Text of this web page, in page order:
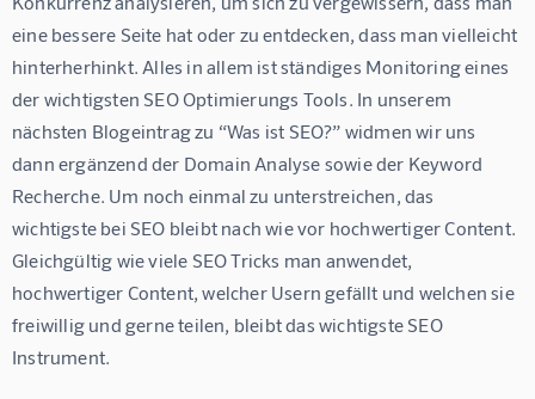
eine bessere Seite hat oder zu entdecken, dass man vielleicht
hinterherhinkt. Alles in allem ist ständiges Monitoring eines
der wichtigsten SEO Optimierungs Tools. In unserem
nächsten Blogeintrag zu “Was ist SEO?” widmen wir uns
dann ergänzend der Domain Analyse sowie der Keyword
Recherche. Um noch einmal zu unterstreichen, das
wichtigste bei SEO bleibt nach wie vor hochwertiger Content.
Gleichgültig wie viele SEO Tricks man anwendet,
hochwertiger Content, welcher Usern gefällt und welchen sie
freiwillig und gerne teilen, bleibt das wichtigste SEO
Instrument.